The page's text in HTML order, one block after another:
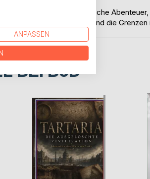
Spekulation, fantastische
über Wissen, Macht und die
BEIBoD
ANPASSEN